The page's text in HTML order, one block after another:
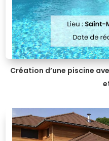
Création d’une piscine